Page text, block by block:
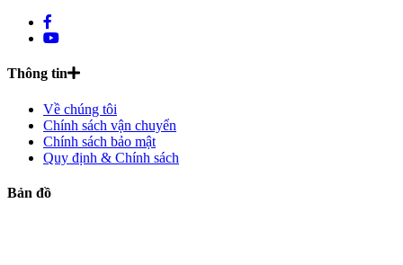
Thông tin
Về chúng tôi
Chính sách vận chuyển
Chính sách bảo mật
Quy định & Chính sách
Bản đồ